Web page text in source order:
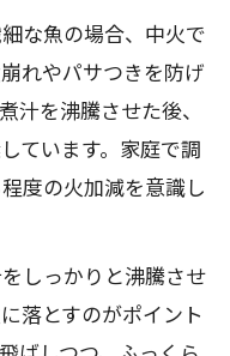
な魚の場合、中火で
れやパサつきを防げ
汁を沸騰させた後、
ています。家庭で調
度の火加減を意識し
しっかりと沸騰させ
落とすのがポイント